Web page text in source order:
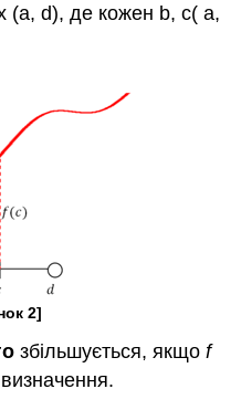
x (a, d), де кожен b, c( a,
2]
збільшується, якщоf